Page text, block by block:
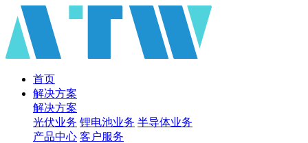
首页
解决方案
解决方案
光伏业务 锂电池业务 半导体业务
产品中心 客户服务